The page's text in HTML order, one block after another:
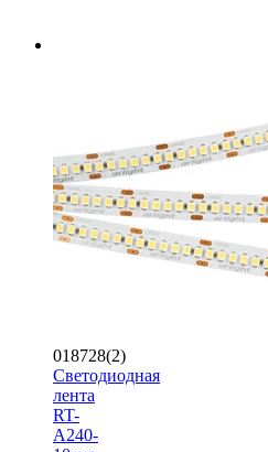
018728(2)
Светодиодная
лента
RT-
A240-